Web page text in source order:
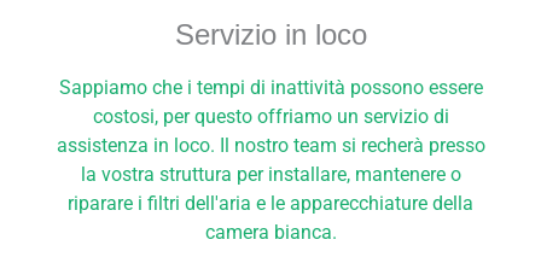
Servizio in loco
Sappiamo che i tempi di inattività possono essere
costosi, per questo offriamo un servizio di
assistenza in loco. Il nostro team si recherà presso
la vostra struttura per installare, mantenere o
riparare i filtri dell'aria e le apparecchiature della
camera bianca.